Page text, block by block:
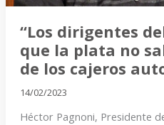
“Los dirigentes
que la plata no
de los cajeros
14/02/2023
Héctor Pagnoni, Presidente
mágicamente
de
los
cajeros